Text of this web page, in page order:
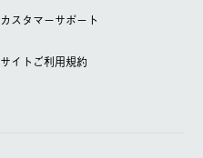
カスタマーサポート
サイトご利用規約